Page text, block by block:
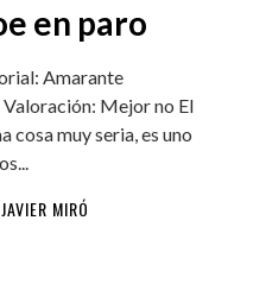
en paro
Amarante
Mejor no El
cosa muy seria, es uno
JAVIER MIRÓ